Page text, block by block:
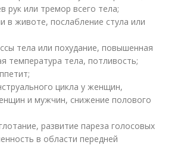
рук или тремор всего тела;
в животе, послабление стула или
тела или похудание, повышенная
температура тела, потливость;
цикла у женщин,
и мужчин, снижение полового
развитие пареза голосовых
в области передней